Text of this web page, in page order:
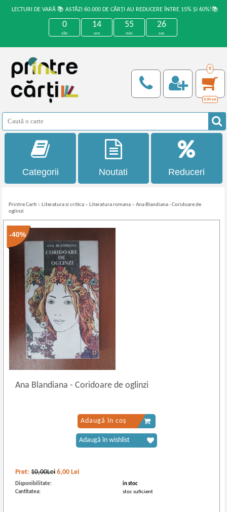
LECTURI DE VARĂ 📚 ASTĂZI 60.000 DE CĂRȚI AU REDUCERE ÎNTRE 15% ȘI 60%!📚
0
zile
14
ore
55
min
26
sec
0
0,00 Lei
Categorii Noutati Reduceri
Printre Carti » Literatura si critica » Literatura romana »Ana Blandiana - Coridoare de
oglinzi
-40%
Ana Blandiana- Coridoare de oglinzi
Pret:10,00Lei 6,00 Lei
Disponibilitate:
in stoc
Cantitatea:
stoc suficient
Adaugă în coș
Adaugă în wishlist